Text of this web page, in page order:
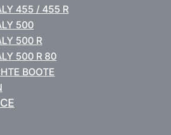
455 / 455 R
500
500 R
500 R 80
BOOTE